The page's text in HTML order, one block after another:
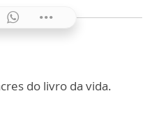
do livro da vida.